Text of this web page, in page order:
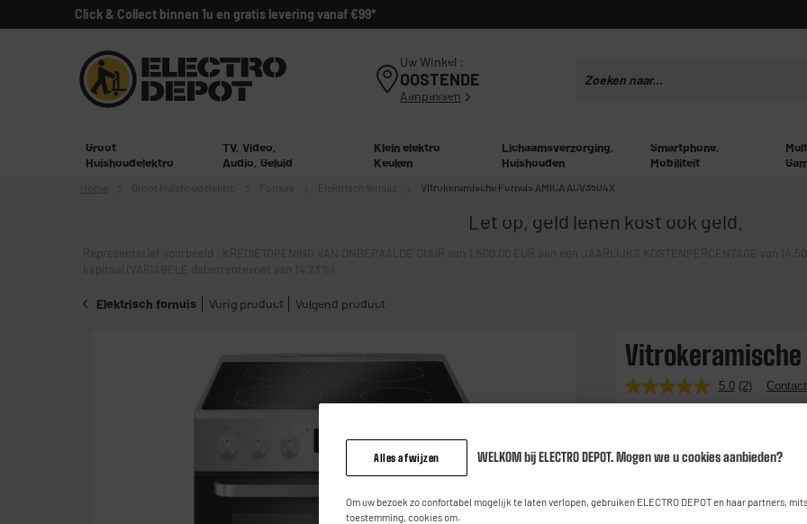
Click & Collect binnen 1u en gratis levering vanaf €99*
Uw Winkel :
OOSTENDE
Aanpassen
Groot
Huishoudelektro
TV, Video,
Audio, Geluid
Klein elektro
Keuken
Lichaamsverzorging,
Huishouden
Smartphone,
Mobiliteit
Vitrokeramische Fornuis AMICA ACV3504X
Let op, geld lenen kost ook geld.
Representatief voorbeeld : KREDIETOPENING VAN ONBEPAALDE DUUR van 1.500,00 EUR aan een JAARLIJKS KOSTENPERCENTAGE van
kapitaal (VARIABELE debetrentevoet van 14,23%)
Elektrisch fornuis Vorig product Volgend product
Vitrokeramische
5.0 Lees
2
paginalink.
(2)
Alles afwijzen WELKOM bij ELECTRO DEPOT. Mogen we u cookies aanbieden?
Om uw bezoek zo confortabel mogelijk te laten verlopen, gebruiken ELECTRO DEPOT en haar partners,
toestemming, cookies om: